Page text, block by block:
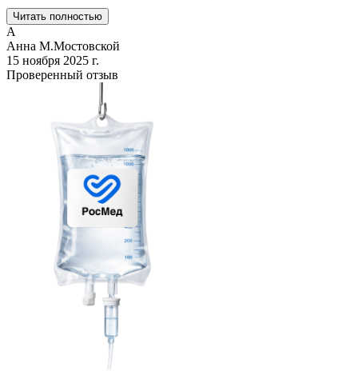
Читать полностью
А
Анна М.Мостовской
15 ноября 2025 г.
Проверенный отзыв